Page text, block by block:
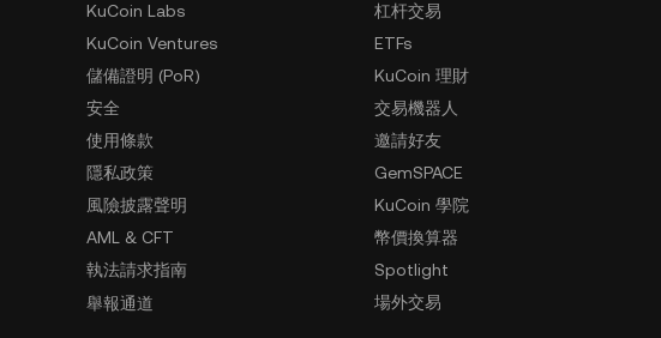
KuCoin Labs
KuCoin Ventures
儲備證明 (PoR)
安全
使用條款
隱私政策
風險披露聲明
AML & CFT
執法請求指南
舉報通道
杠杆交易
ETFs
KuCoin 理財
交易機器人
邀請好友
GemSPACE
KuCoin 學院
幣價換算器
Spotlight
場外交易